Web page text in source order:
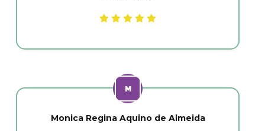
Monica Regina Aquino de Almeida